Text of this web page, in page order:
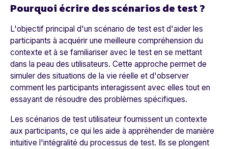
Pourquoi écrire des scénarios de test ?
L'objectif principal d'un scénario de test est d'aider les
participants à acquérir une meilleure compréhension du
contexte et à se familiariser avec le test en se mettant
dans la peau des utilisateurs. Cette approche permet de
simuler des situations de la vie réelle et d'observer
comment les participants interagissent avec elles tout en
essayant de résoudre des problèmes spécifiques.
Les scénarios de test utilisateur fournissent un contexte
aux participants, ce qui les aide à appréhender de manière
intuitive l'intégralité du processus de test. Ils se plongent